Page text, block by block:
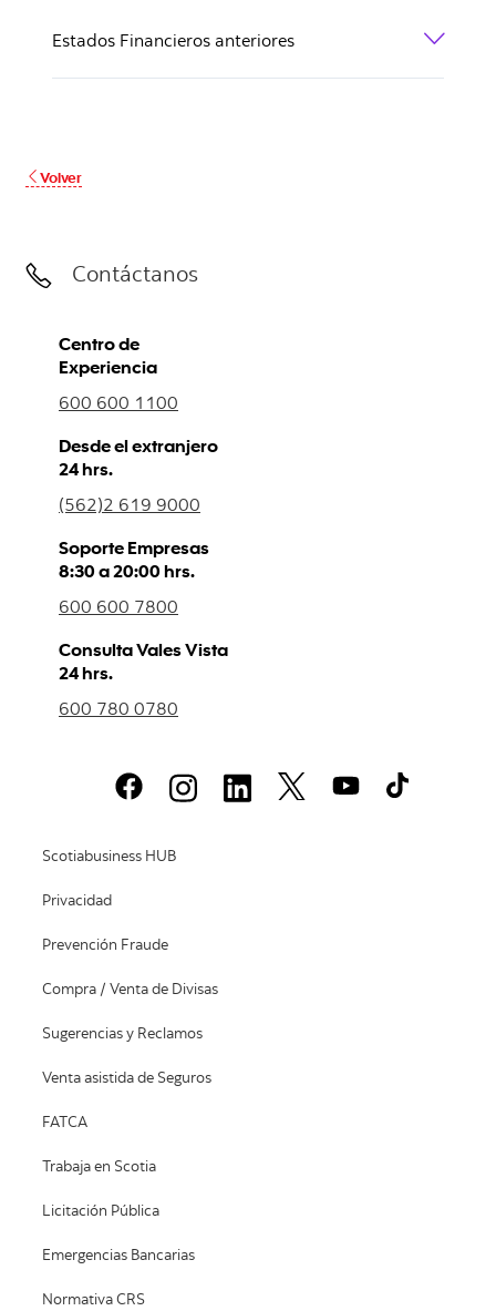
Estados Financieros anteriores
Volver
Contáctanos
Centro de
Experiencia
600 600 1100
Desde el extranjero
24 hrs.
(562)2 619 9000
Soporte Empresas
8:30 a 20:00 hrs.
600 600 7800
Consulta Vales Vista
24 hrs.
600 780 0780
Scotiabusiness HUB
Privacidad
Prevención Fraude
Compra / Venta de Divisas
Sugerencias y Reclamos
Venta asistida de Seguros
FATCA
Trabaja en Scotia
Licitación Pública
Emergencias Bancarias
Normativa CRS